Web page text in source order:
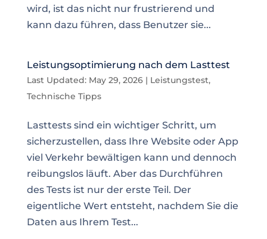
wird, ist das nicht nur frustrierend und
kann dazu führen, dass Benutzer sie...
Leistungsoptimierung nach dem Lasttest
Last Updated: May 29, 2026| Leistungstest,
Technische Tipps
Lasttests sind ein wichtiger Schritt, um
sicherzustellen, dass Ihre Website oder App
viel Verkehr bewältigen kann und dennoch
reibungslos läuft. Aber das Durchführen
des Tests ist nur der erste Teil. Der
eigentliche Wert entsteht, nachdem Sie die
Daten aus Ihrem Test...